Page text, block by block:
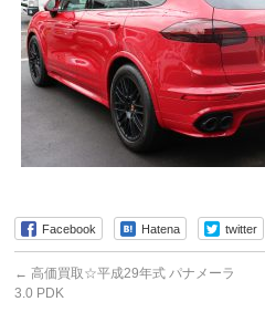
Facebook Hatena twitter
← 高価買取☆平成29年式 パナメーラ
3.0 PDK